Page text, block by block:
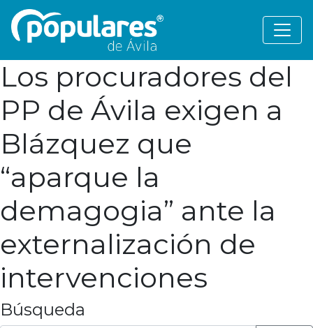
Los procuradores del
PP de Ávila exigen a
Blázquez que
“aparque la
demagogia” ante la
externalización de
intervenciones
Búsqueda